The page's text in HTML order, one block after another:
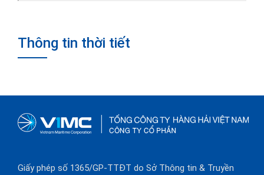
Thông tin thời tiết
Giấy phép số 1365/GP-TTĐT do Sở Thông tin & Truyền